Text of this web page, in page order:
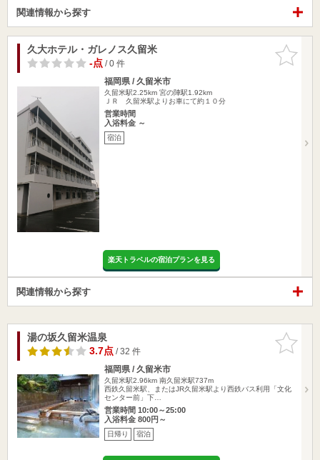
関連情報から探す
お気に入
りに追加
久大ホテル・ガレノス久留米
-点/ 0 件
福岡県 / 久留米市
久留米駅2.25km 宮の陣駅1.92km
ＪＲ 久留米駅よりお車にて約１０分
営業時間
入浴料金 ～
宿泊
楽天トラベルの宿泊プランを見る
関連情報から探す
お気に入
りに追加
湯の坂久留米温泉
3.7点/ 32 件
福岡県 / 久留米市
久留米駅2.96km 南久留米駅737m
西鉄久留米駅、またはJR久留米駅より西鉄バス利用「文化
センター前」下…
営業時間 10:00～25:00
入浴料金 800円～
日帰り 宿泊